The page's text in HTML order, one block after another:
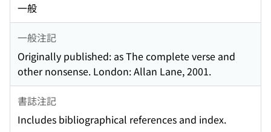
一般
一般注記
Originally published: as The complete verse and
other nonsense. London: Allan Lane, 2001.
書誌注記
Includes bibliographical references and index.